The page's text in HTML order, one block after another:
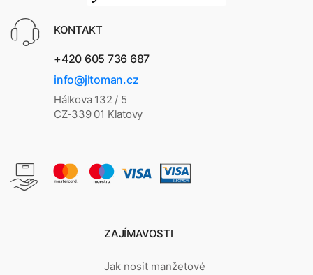
KONTAKT
+420 605 736 687
info@jltoman.cz
Hálkova 132 / 5
CZ-339 01 Klatovy
ZAJÍMAVOSTI
Jak nosit manžetové